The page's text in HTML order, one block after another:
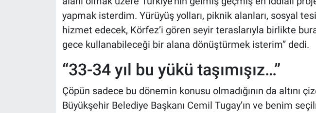
yapmak isterdim. Yürüyüş yolları, piknik alanları, sosyal
hizmet edecek, Körfez’i gören seyir teraslarıyla birlikte
gece kullanabileceği bir alana dönüştürmek isterim” dedi.
“33-34 yıl bu yükü taşımışız…”
Çöpün sadece bu dönemin konusu olmadığının da altını
Büyükşehir Belediye Başkanı Cemil Tugay’ın ve benim